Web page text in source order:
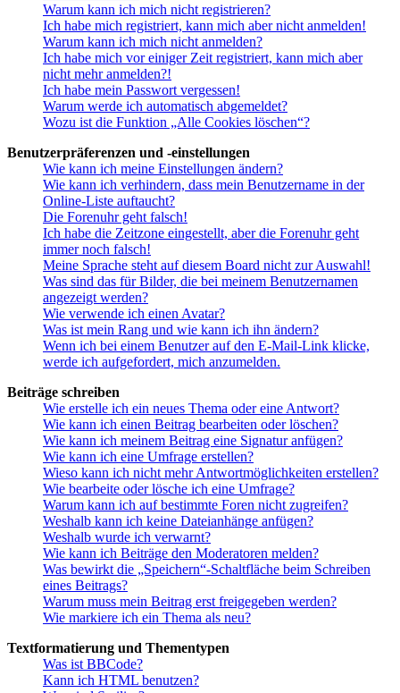
Warum kann ich mich nicht registrieren?
Ich habe mich registriert, kann mich aber nicht anmelden!
Warum kann ich mich nicht anmelden?
Ich habe mich vor einiger Zeit registriert, kann mich aber
nicht mehr anmelden?!
Ich habe mein Passwort vergessen!
Warum werde ich automatisch abgemeldet?
Wozu ist die Funktion „Alle Cookies löschen“?
Benutzerpräferenzen und -einstellungen
Wie kann ich meine Einstellungen ändern?
Wie kann ich verhindern, dass mein Benutzername in der
Online-Liste auftaucht?
Die Forenuhr geht falsch!
Ich habe die Zeitzone eingestellt, aber die Forenuhr geht
immer noch falsch!
Meine Sprache steht auf diesem Board nicht zur Auswahl!
Was sind das für Bilder, die bei meinem Benutzernamen
angezeigt werden?
Wie verwende ich einen Avatar?
Was ist mein Rang und wie kann ich ihn ändern?
Wenn ich bei einem Benutzer auf den E-Mail-Link klicke,
werde ich aufgefordert, mich anzumelden.
Beiträge schreiben
Wie erstelle ich ein neues Thema oder eine Antwort?
Wie kann ich einen Beitrag bearbeiten oder löschen?
Wie kann ich meinem Beitrag eine Signatur anfügen?
Wie kann ich eine Umfrage erstellen?
Wieso kann ich nicht mehr Antwortmöglichkeiten erstellen?
Wie bearbeite oder lösche ich eine Umfrage?
Warum kann ich auf bestimmte Foren nicht zugreifen?
Weshalb kann ich keine Dateianhänge anfügen?
Weshalb wurde ich verwarnt?
Wie kann ich Beiträge den Moderatoren melden?
Was bewirkt die „Speichern“-Schaltfläche beim Schreiben
eines Beitrags?
Warum muss mein Beitrag erst freigegeben werden?
Wie markiere ich ein Thema als neu?
Textformatierung und Thementypen
Was ist BBCode?
Kann ich HTML benutzen?